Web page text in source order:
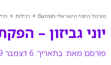
פורטל היופי הישראלי Barosh » רכילות »
יוני גביזון –
פורסם מאת: בתאריך: 6 דצמבר 2009